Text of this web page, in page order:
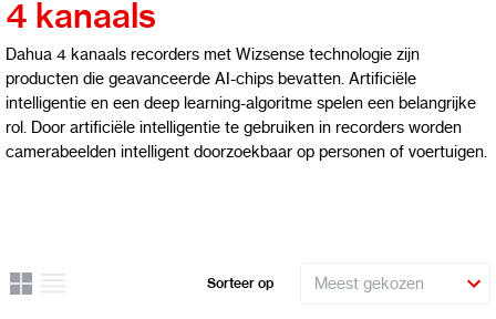
4 kanaals
Dahua 4 kanaals recorders met Wizsense technologie zijn
producten die geavanceerde AI-chips bevatten. Artificiële
intelligentie en een deep learning-algoritme spelen een belangrijke
rol. Door artificiële intelligentie te gebruiken in recorders worden
camerabeelden intelligent doorzoekbaar op personen of voertuigen.
Uitzicht
Rooster
Lijst Sorteer op